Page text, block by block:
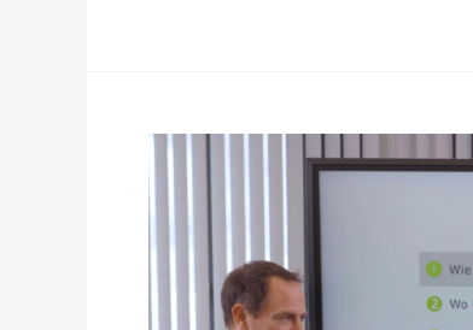
𝗦𝗮𝗹𝗲𝘀
𝗦𝘁𝘂𝗱𝗶𝗲𝗻𝗲𝗿𝗴𝗲𝗯𝗻𝗶𝘀𝘀𝗲
𝗼𝗻𝗹𝗶𝗻𝗲